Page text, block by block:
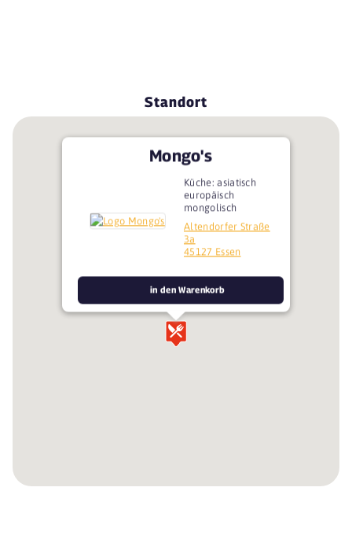
Standort
Mongo's
Küche: asiatisch
europäisch
mongolisch
Altendorfer Straße
3a
45127 Essen
in den Warenkorb